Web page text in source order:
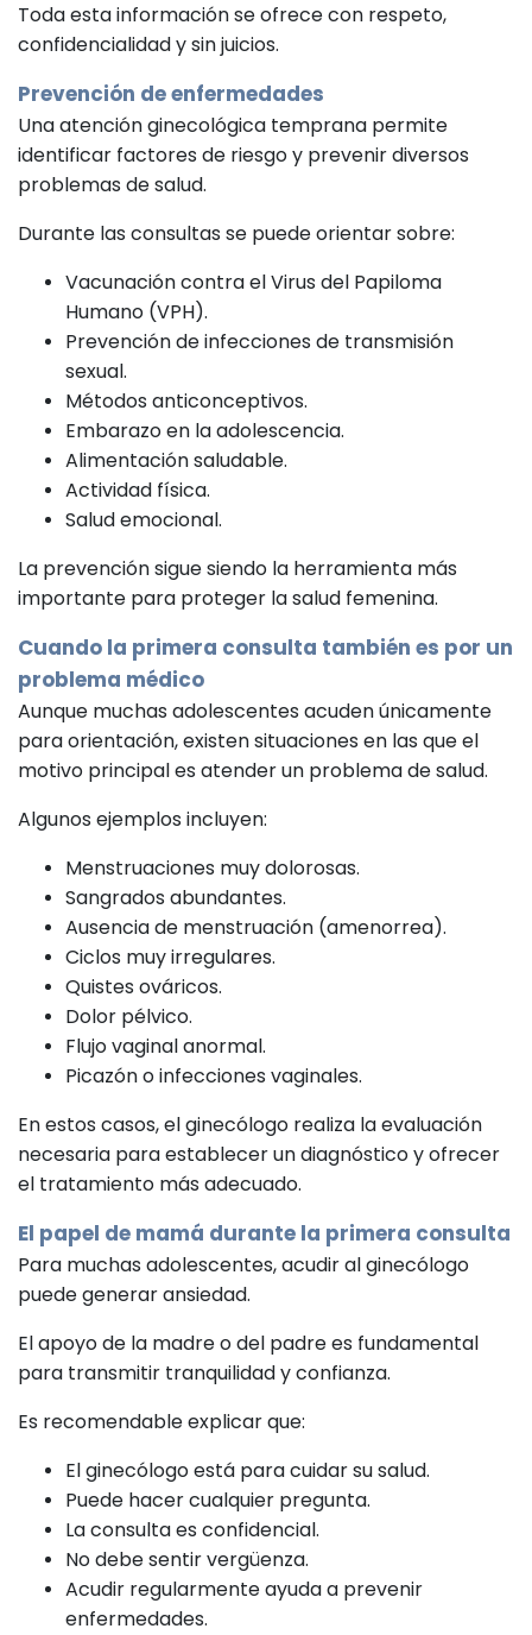
Toda esta información se ofrece con respeto,
confidencialidad y sin juicios.
Prevención de enfermedades
Una atención ginecológica temprana permite
identificar factores de riesgo y prevenir diversos
problemas de salud.
Durante las consultas se puede orientar sobre:
Vacunación contra el Virus del Papiloma
Humano (VPH).
Prevención de infecciones de transmisión
sexual.
Métodos anticonceptivos.
Embarazo en la adolescencia.
Alimentación saludable.
Actividad física.
Salud emocional.
La prevención sigue siendo la herramienta más
importante para proteger la salud femenina.
Cuando la primera consulta también es por un
problema médico
Aunque muchas adolescentes acuden únicamente
para orientación, existen situaciones en las que el
motivo principal es atender un problema de salud.
Algunos ejemplos incluyen:
Menstruaciones muy dolorosas.
Sangrados abundantes.
Ausencia de menstruación (amenorrea).
Ciclos muy irregulares.
Quistes ováricos.
Dolor pélvico.
Flujo vaginal anormal.
Picazón o infecciones vaginales.
En estos casos, el ginecólogo realiza la evaluación
necesaria para establecer un diagnóstico y ofrecer
el tratamiento más adecuado.
El papel de mamá durante la primera consulta
Para muchas adolescentes, acudir al ginecólogo
puede generar ansiedad.
El apoyo de la madre o del padre es fundamental
para transmitir tranquilidad y confianza.
Es recomendable explicar que:
El ginecólogo está para cuidar su salud.
Puede hacer cualquier pregunta.
La consulta es confidencial.
No debe sentir vergüenza.
Acudir regularmente ayuda a prevenir
enfermedades.